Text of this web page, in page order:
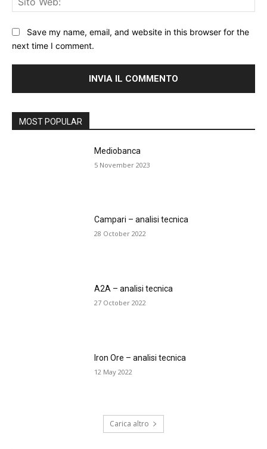
Save my name, email, and website in this browser for the
next time I comment.
MOST POPULAR
Mediobanca
5 November 2023
Campari – analisi tecnica
28 October 2022
A2A – analisi tecnica
27 October 2022
Iron Ore – analisi tecnica
12 May 2022
Carica altro